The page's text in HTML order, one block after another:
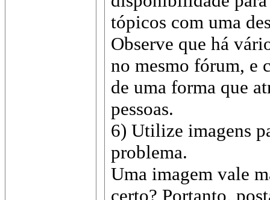
tópicos com uma
Observe que há
no mesmo fórum, e
de uma forma que
pessoas.
6) Utilize imagens
problema.
Uma imagem vale
certo? Portanto,